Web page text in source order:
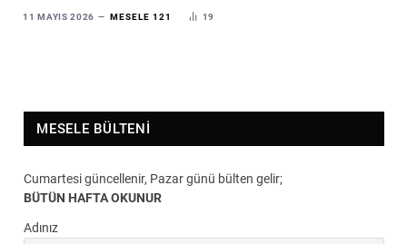
11 MAYIS 2026 MESELE 121 19
MESELE BÜLTENI
Cumartesi güncellenir, Pazar günü bülten gelir;
BÜTÜN HAFTA OKUNUR
Adınız